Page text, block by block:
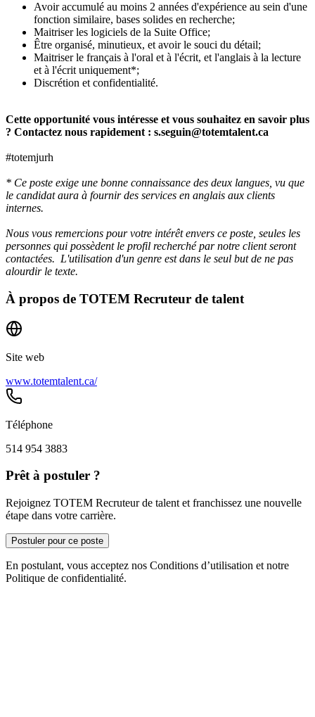
Avoir accumulé au moins 2 années d'expérience au sein d'une
fonction similaire, bases solides en recherche;
Maitriser les logiciels de la Suite Office;
Être organisé, minutieux, et avoir le souci du détail;
Maitriser le français à l'oral et à l'écrit, et l'anglais à la lecture
et à l'écrit uniquement*;
Discrétion et confidentialité.
Cette opportunité vous intéresse et vous souhaitez en savoir plus
? Contactez nous rapidement : s.seguin@totemtalent.ca
#totemjurh
* Ce poste exige une bonne connaissance des deux langues, vu que
le candidat aura à fournir des services en anglais aux clients
internes.
Nous vous remercions pour votre intérêt envers ce poste, seules les
personnes qui possèdent le profil recherché par notre client seront
contactées. L'utilisation d'un genre est dans le seul but de ne pas
alourdir le texte.
À propos de TOTEM Recruteur de talent
Site web
www.totemtalent.ca/
Téléphone
514 954 3883
Prêt à postuler ?
Rejoignez TOTEM Recruteur de talent et franchissez une nouvelle
étape dans votre carrière.
Postuler pour ce poste
En postulant, vous acceptez nos Conditions d’utilisation et notre
Politique de confidentialité.